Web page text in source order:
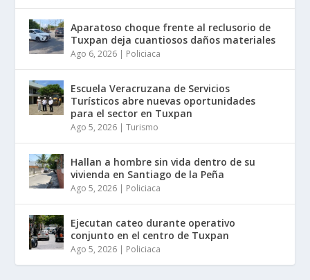
Aparatoso choque frente al reclusorio de
Tuxpan deja cuantiosos daños materiales
Ago 6, 2026 Policiaca
Escuela Veracruzana de Servicios
Turísticos abre nuevas oportunidades
para el sector en Tuxpan
Ago 5, 2026 |Turismo
Hallan a hombre sin vida dentro de su
vivienda en Santiago de la Peña
Ago 5, 2026 Policiaca
Ejecutan cateo durante operativo
conjunto en el centro de Tuxpan
Ago 5, 2026 Policiaca